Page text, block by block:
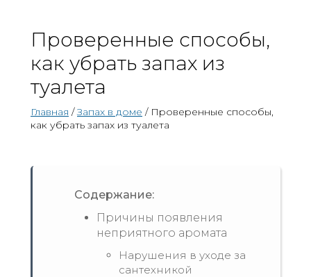
Проверенные способы,
как убрать запах из
туалета
Главная /Запах в доме / Проверенные способы,
как убрать запах из туалета
Содержание:
Причины появления
неприятного аромата
Нарушения в уходе за
сантехникой